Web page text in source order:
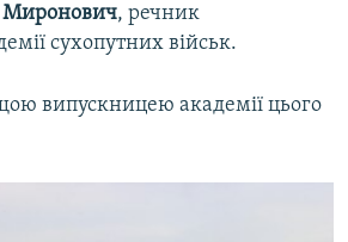
Миронович, речник
сухопутних військ.
випускницею академії цього